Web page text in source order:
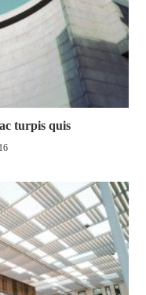
turpis quis